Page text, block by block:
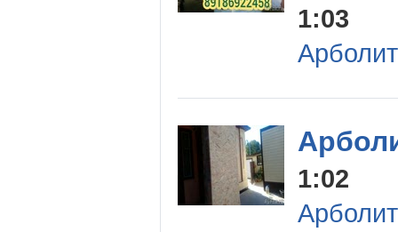
1:03
1:02